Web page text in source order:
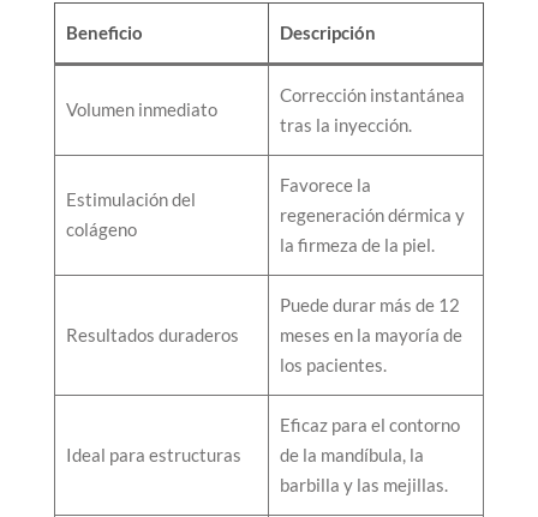
Beneficio Descripción
Volumen inmediato
Corrección instantánea
tras la inyección.
Estimulación del
colágeno
Favorece la
regeneración dérmica y
la firmeza de la piel.
Resultados duraderos
Puede durar más de 12
meses en la mayoría de
los pacientes.
Ideal para estructuras
Eficaz para el contorno
de la mandíbula, la
barbilla y las mejillas.